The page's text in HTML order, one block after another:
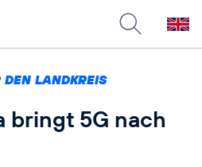
DEN LANDKREIS
bringt 5G nach